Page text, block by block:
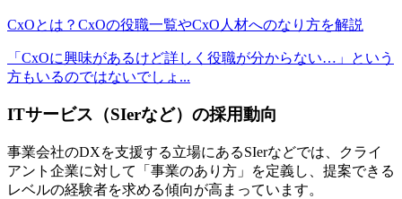
CxOとは？CxOの役職一覧やCxO人材へのなり方を解説
「CxOに興味があるけど詳しく役職が分からない…」という
方もいるのではないでしょ...
ITサービス（SIerなど）の採用動向
事業会社のDXを支援する立場にあるSIerなどでは、クライ
アント企業に対して「事業のあり方」を定義し、提案できる
レベルの経験者を求める傾向が高まっています。